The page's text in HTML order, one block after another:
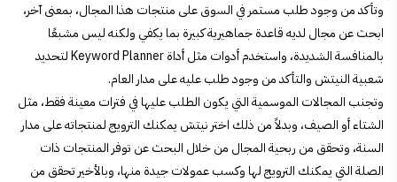
وتأكد من وجود طلب مستمر في السوق على منتجات هذا المجال، بمعنى آخر،
ابحث عن مجال لديه قاعدة جماهيرية كبيرة بما يكفي ولكنه ليس مشبعًا
بالمنافسة الشديدة، واستخدم أدوات مثل أداة Keyword Planner لتحديد
شعبية النيتش والتأكد من وجود طلب عليه على مدار العام.
وتجنب المجالات الموسمية التي يكون الطلب عليها في فترات معينة فقط، مثل
الشتاء أو الصيف، وبدلاً من ذلك اختر نيتش يمكنك الترويج لمنتجاته على مدار
السنة، وتحقق من ربحية المجال من خلال البحث عن توفر المنتجات ذات
الصلة التي يمكنك الترويج لها وكسب عمولات جيدة منها، وبالأخير تحقق من